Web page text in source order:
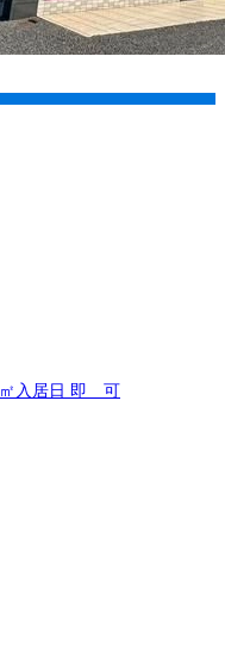
㎡ 入居日 即 可